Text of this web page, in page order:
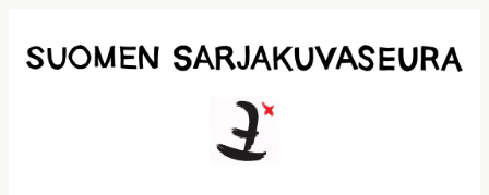
sisältöön